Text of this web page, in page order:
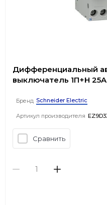
Дифференциальный
выключатель 1П+Н
Бренд Schneider Electric
Артикул производителя
Сравнить